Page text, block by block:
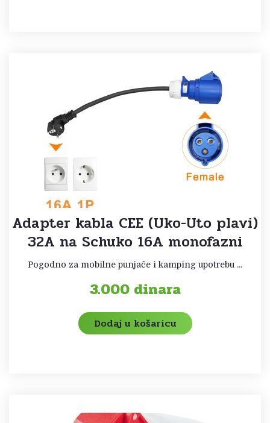
Adapter kabla CEE (Uko-Uto plavi)
32A na Schuko 16A monofazni
Pogodno za mobilne punjače i kamping upotrebu ...
3.000 dinara
Dodaj u košaricu